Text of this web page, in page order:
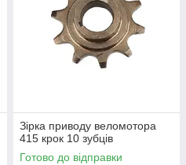
Зірка приводу веломотора
415 крок 10 зубців
Готово до відправки